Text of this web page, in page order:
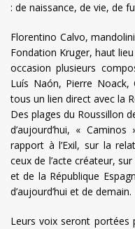
: de naissance, de vie, de
Florentino Calvo,
Fondation Kruger, haut
occasion plusieurs
Luís Naón, Pierre
tous un lien direct avec la
Des plages du Roussillon
d’aujourd’hui, «
rapport à l’Exil, sur la
ceux de l’acte créateur,
et de la République
d’aujourd’hui et de demain.
Leurs voix seront portées